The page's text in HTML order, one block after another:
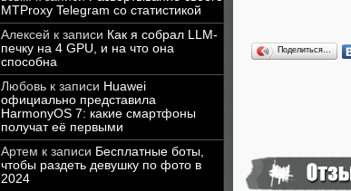
MTProxy Telegram со статистикой
Алексей к записи Как я собрал LLM-
печку на 4 GPU, и на что она
способна
Любовь к записи Huawei
официально представила
HarmonyOS 7: какие смартфоны
получат её первыми
Артем к записи Бесплатные боты,
чтобы раздеть девушку по фото в
2024
Поделиться…